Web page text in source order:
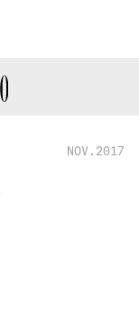
NOV.2017